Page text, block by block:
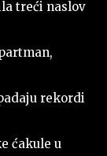
treći naslov
rekordi
ćakule u